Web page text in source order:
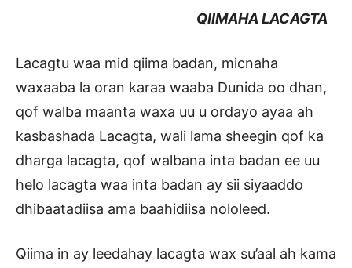
QIIMAHA LACAGTA
Lacagtu waa mid qiima badan, micnaha
waxaaba la oran karaa waaba Dunida oo dhan,
qof walba maanta waxa uu u ordayo ayaa ah
kasbashada Lacagta, wali lama sheegin qof ka
dharga lacagta, qof walbana inta badan ee uu
helo lacagta waa inta badan ay sii siyaaddo
dhibaatadiisa ama baahidiisa nololeed.
Qiima in ay leedahay lacagta wax su’aal ah kama